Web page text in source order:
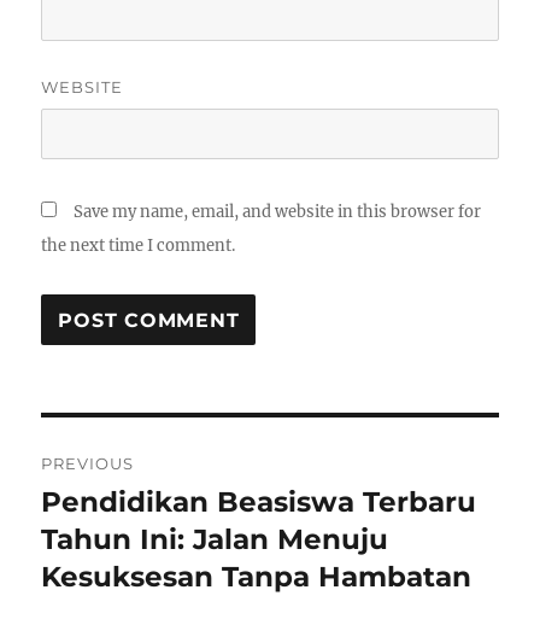
WEBSITE
Save my name, email, and website in this browser for
the next time I comment.
navigation
PREVIOUS
Previous
post:
Pendidikan Beasiswa Terbaru
Tahun Ini: Jalan Menuju
Kesuksesan Tanpa Hambatan